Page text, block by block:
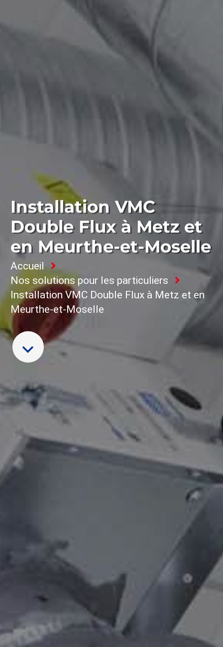
Installation VMC
Double Flux à Metz et
en Meurthe-et-Moselle
Accueil
Nos solutions pour les particuliers
Installation VMC Double Flux à Metz et en
Meurthe-et-Moselle